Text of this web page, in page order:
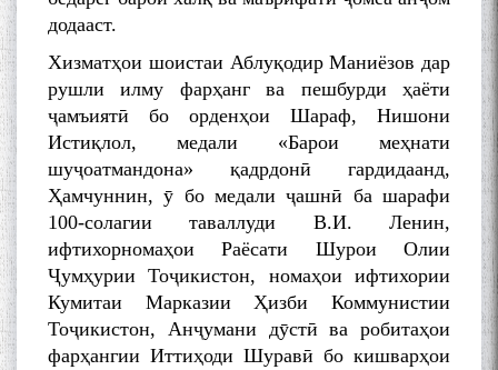
додааст.
Хизматҳои шоистаи Аблуқодир Маниёзов дар
рушли илму фарҳанг ва пешбурди ҳаёти
ҷамъиятӣ бо орденҳои Шараф, Нишони
Истиқлол, медали «Барои меҳнати
шуҷоатмандона» қадрдонӣ гардидаанд,
Ҳамчуннин, ӯ бо медали ҷашнӣ ба шарафи
100-солагии таваллуди В.И. Ленин,
ифтихорномаҳои Раёсати Шурои Олии
Ҷумҳурии Тоҷикистон, номаҳои ифтихории
Кумитаи Марказии Ҳизби Коммунистии
Тоҷикистон, Анҷумани дӯстӣ ва робитаҳои
фарҳангии Иттиҳоди Шуравӣ бо кишварҳои